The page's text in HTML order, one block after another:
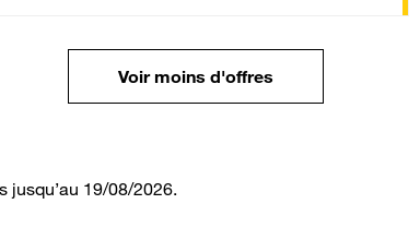
Voir moins d'offres
jusqu’au 19/08/2026.